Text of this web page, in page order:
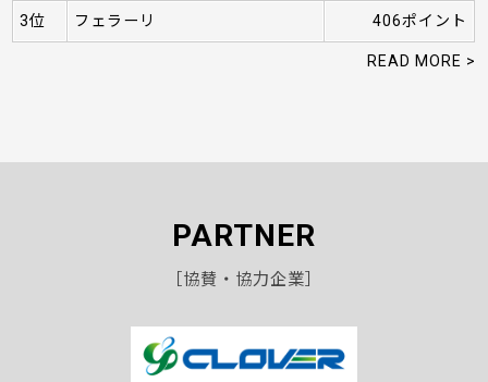
3位 フェラーリ 406ポイント
READ MORE >
PARTNER
［協賛・協力企業］